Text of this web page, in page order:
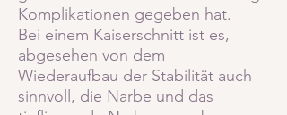
Komplikationen gegeben hat.
Bei einem Kaiserschnitt ist es,
abgesehen von dem
Wiederaufbau der Stabilität auch
sinnvoll, die Narbe und das